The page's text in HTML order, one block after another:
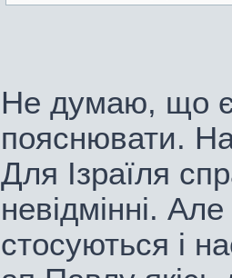
Не думаю, що є
пояснювати.
Для Ізраїля
невідмінні. Але
стосуються і